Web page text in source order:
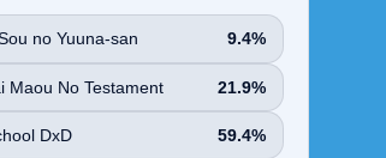
no Yuuna-san 9.4%
Maou No Testament 21.9%
DxD 59.4%